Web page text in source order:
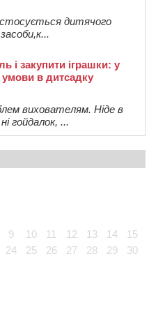
стосується дитячого
і закупити іграшки: у
в дитсадку
вихователям. Ніде в
гойдалок, ...
9 10 11 12 13 14
15
24 25 26 27 28 29
30